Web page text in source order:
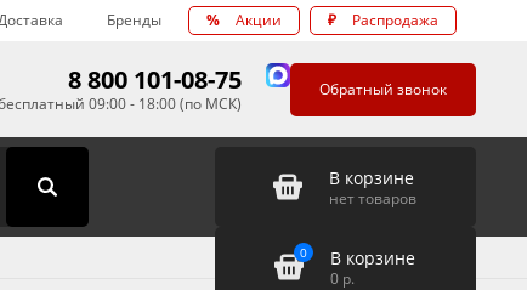
Бренды % Акции ₽ Распродажа
8 800 101-08-75
09:00 - 18:00 (по МСК)
Обратный звонок
В корзине
нет товаров
0 В корзине
0 р.